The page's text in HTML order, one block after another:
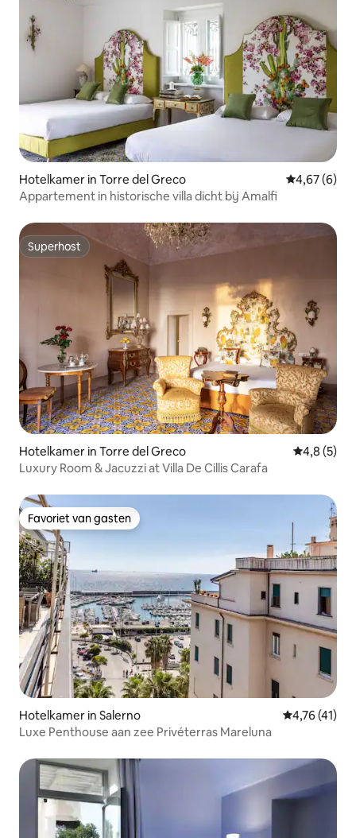
Hotelkamer in Torre del Greco Gemiddelde
4,67 (6)
Appartement in historische villa dicht bij Amalfi
Superhost
Superhost
Hotelkamer in Torre del Greco
4,8 (5)
Luxury Room & Jacuzzi at Villa De Cillis Carafa
Favoriet van gasten
Favoriet van gasten
Hotelkamer in Salerno Gemiddelde
4,76 (41)
Luxe Penthouse aan zee Privéterras Mareluna